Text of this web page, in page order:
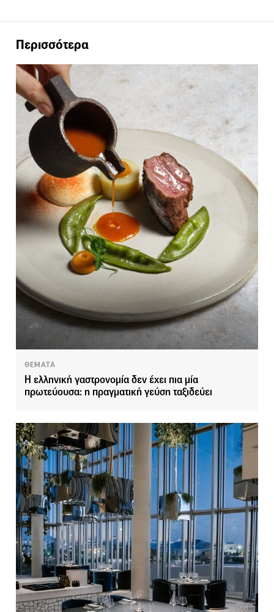
Περισσότερα
ΘΕΜΑΤΑ
Η ελληνική γαστρονομία δεν έχει πια μία
πρωτεύουσα: η πραγματική γεύση ταξιδεύει